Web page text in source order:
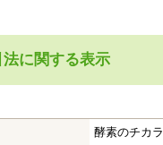
に関する表示
酵素のチカラ